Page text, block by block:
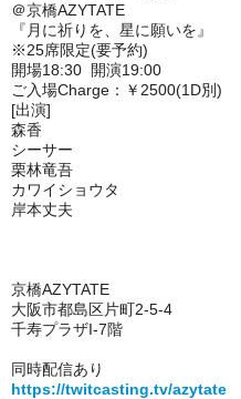
＠京橋AZYTATE
『月に祈りを、星に願いを』
※25席限定(要予約)
開場18:30 開演19:00
ご入場Charge：￥2500(1D別)
[出演]
森香
シーサー
栗林竜吾
カワイショウタ
岸本丈夫
京橋AZYTATE
大阪市都島区片町2-5-4
千寿プラザI-7階
同時配信あり
https://twitcasting.tv/azytate